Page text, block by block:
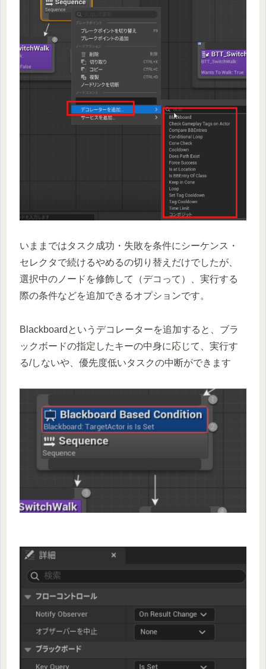
いままではタスク成功・失敗を条件にシーケンス・
セレクタで続けるやめるの切り替えだけでしたが、
選択中のノードを修飾して（デコって）、実行する
際の条件などを追加できるオプションです。
Blackboardというデコレーターを追加すると、ブラ
ックボードの指定したキーの中身に応じて、実行す
る/しないや、優先度低いタスクの中断ができます